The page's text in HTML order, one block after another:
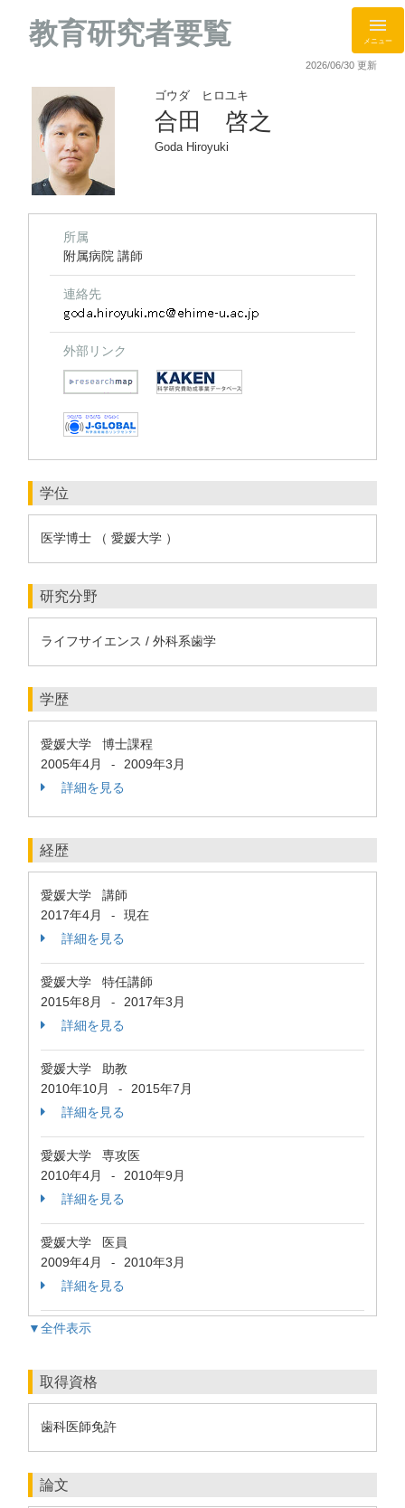
教育研究者要覧 メニュー
2026/06/30 更新
ゴウダ ヒロユキ
合田 啓之
Goda Hiroyuki
所属
附属病院 講師
連絡先
外部リンク
学位
医学博士 （ 愛媛大学 ）
研究分野
ライフサイエンス / 外科系歯学
学歴
愛媛大学 博士課程
2005年4月
-
2009年3月
詳細を見る
経歴
愛媛大学 講師
2017年4月
-
現在
詳細を見る
愛媛大学 特任講師
2015年8月
-
2017年3月
詳細を見る
愛媛大学 助教
2010年10月
-
2015年7月
詳細を見る
愛媛大学 専攻医
2010年4月
-
2010年9月
詳細を見る
愛媛大学 医員
2009年4月
-
2010年3月
詳細を見る
▼全件表示
取得資格
歯科医師免許
論文